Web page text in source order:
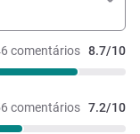
comentários 8.7/10
comentários 7.2/10